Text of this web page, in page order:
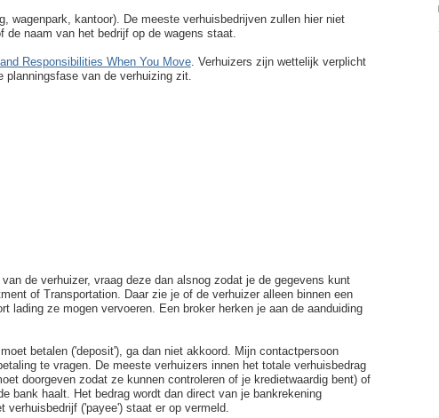
wagenpark, kantoor). De meeste verhuisbedrijven zullen hier niet
naam van het bedrijf op de wagens staat.
Responsibilities When You Move. Verhuizers zijn wettelijk verplicht
planningsfase van de verhuizing zit.
de verhuizer, vraag deze dan alsnog zodat je de gegevens kunt
of Transportation. Daar zie je of de verhuizer alleen binnen een
lading ze mogen vervoeren. Een broker herken je aan de aanduiding
betalen ('deposit'), ga dan niet akkoord. Mijn contactpersoon
te vragen. De meeste verhuizers innen het totale verhuisbedrag
doorgeven zodat ze kunnen controleren of je kredietwaardig bent) of
bank haalt. Het bedrag wordt dan direct van je bankrekening
verhuisbedrijf ('payee') staat er op vermeld.